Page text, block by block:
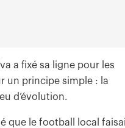
a fixé sa ligne pour les
un principe simple : la
d’évolution.
que le football local